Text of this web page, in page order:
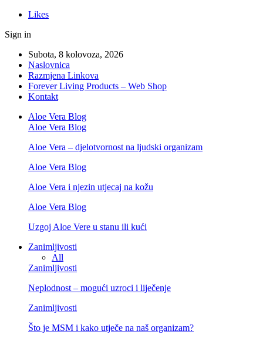
Likes
Sign in
Subota, 8 kolovoza, 2026
Naslovnica
Razmjena Linkova
Forever Living Products – Web Shop
Kontakt
Aloe Vera Blog
Aloe Vera Blog
Aloe Vera – djelotvornost na ljudski organizam
Aloe Vera Blog
Aloe Vera i njezin utjecaj na kožu
Aloe Vera Blog
Uzgoj Aloe Vere u stanu ili kući
Zanimljivosti
All
Zanimljivosti
Neplodnost – mogući uzroci i liječenje
Zanimljivosti
Što je MSM i kako utječe na naš organizam?